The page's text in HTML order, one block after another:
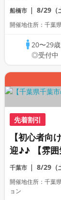
♡連絡先交
船橋市 8/29（
開催地住所：千葉
20〜29
◎受付中
先着割引
【初心者
迎♪♪ 【雰囲
プレミアム
千葉市 8/29（
開催地住所：千葉
ョン